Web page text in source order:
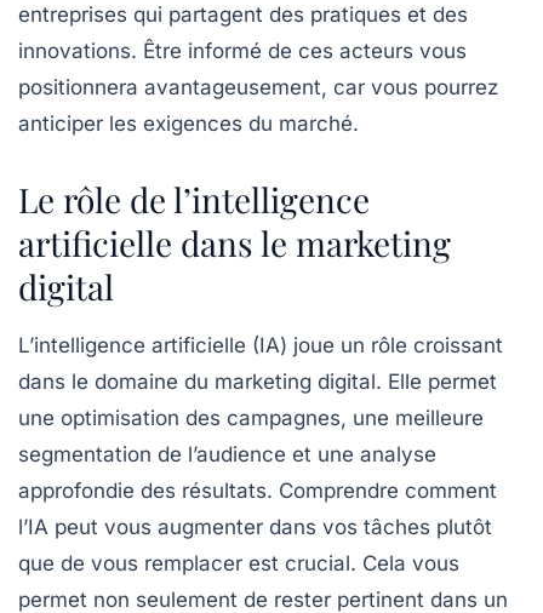
entreprises qui partagent des pratiques et des
innovations. Être informé de ces acteurs vous
positionnera avantageusement, car vous pourrez
anticiper les exigences du marché.
Le rôle de l’intelligence
artificielle dans le marketing
digital
L’intelligence artificielle (IA) joue un rôle croissant
dans le domaine du marketing digital. Elle permet
une optimisation des campagnes, une meilleure
segmentation de l’audience et une analyse
approfondie des résultats. Comprendre comment
l’IA peut vous augmenter dans vos tâches plutôt
que de vous remplacer est crucial. Cela vous
permet non seulement de rester pertinent dans un